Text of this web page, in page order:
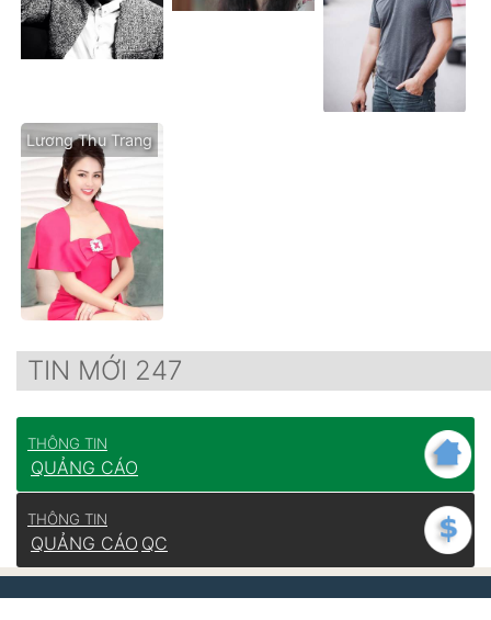
Lương Thu Trang
TIN MỚI 247
THÔNG TIN
QUẢNG CÁO
THÔNG TIN
QUẢNG CÁO QC